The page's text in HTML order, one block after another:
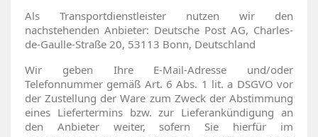
Als Transportdienstleister nutzen wir den
nachstehenden Anbieter: Deutsche Post AG, Charles-
de-Gaulle-Straße 20, 53113 Bonn, Deutschland
Wir geben Ihre E-Mail-Adresse und/oder
Telefonnummer gemäß Art. 6 Abs. 1 lit. a DSGVO vor
der Zustellung der Ware zum Zweck der Abstimmung
eines Liefertermins bzw. zur Lieferankündigung an
den Anbieter weiter, sofern Sie hierfür im